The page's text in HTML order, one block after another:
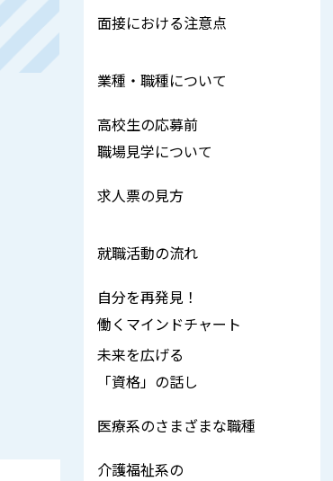
面接における注意点
業種・職種について
高校生の応募前
職場見学について
求人票の見方
就職活動の流れ
自分を再発見！
働くマインドチャート
未来を広げる
「資格」の話し
医療系のさまざまな職種
介護福祉系の